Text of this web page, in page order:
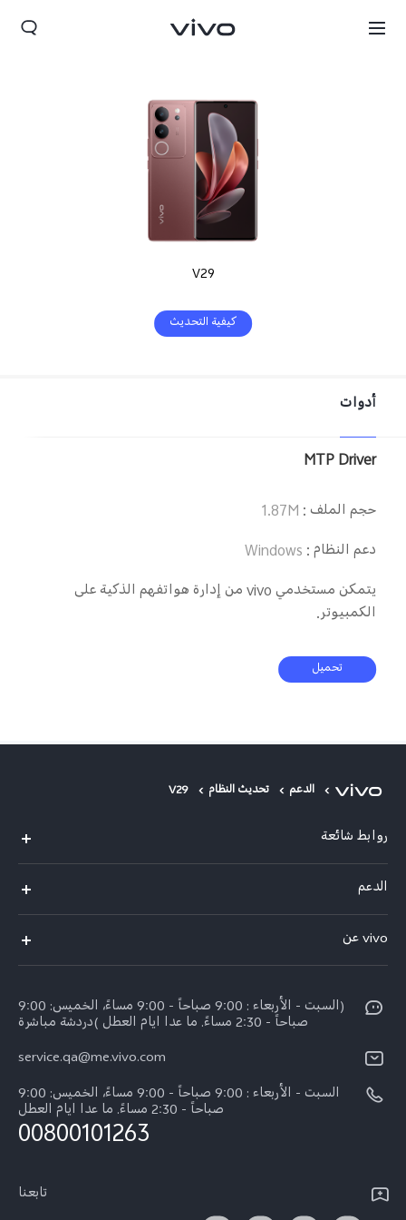
Qatar(ar) | حدد البلد/المنطقة
V29
كيفية التحديث
أدوات
MTP Driver
حجم الملف :
1.87M
دعم النظام:
Windows
يتمكن مستخدمي vivo من إدارة هواتفهم الذكية على
الكمبيوتر.
تحميل
الدعم تحديث النظام V29
روابط شائعة
X300 (New)
X200 FE (New)
Y39 5G
V50 Lite 5G
V50 5G
الدعم
مركز الخدمة
Funtouch OS
اسعار قطع الغيار
تحديثات النظام
بيان الخصوصية بشأن خدمة العملاء
vivo عن
نبذة عنا
مركز الخصوصية لدى vivo
(السبت - الأربعاء : 9:00 صباحاً - 9:00 مساءً، الخميس: 9:00
صباحاً - 2:30 مساءً. ما عدا ايام العطل )دردشة مباشرة
service.qa@me.vivo.com
السبت - الأربعاء : 9:00 صباحاً - 9:00 مساءً، الخميس: 9:00
صباحاً - 2:30 مساءً. ما عدا ايام العطل
00800101263
تابعنا